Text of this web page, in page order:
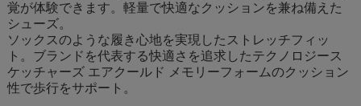
覚が体験できます。軽量で快適なクッションを兼ね備えた
シューズ。
ソックスのような履き心地を実現したストレッチフィッ
ト。ブランドを代表する快適さを追求したテクノロジース
ケッチャーズ エアクールド メモリーフォームのクッション
性で歩行をサポート。